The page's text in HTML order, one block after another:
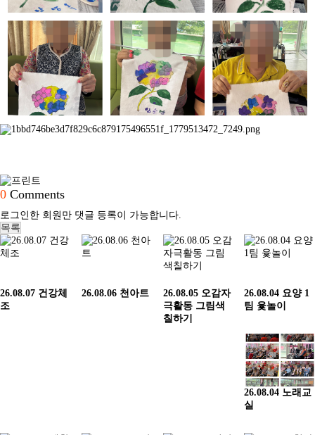
0 Comments
로그인한 회원만 댓글 등록이 가능합니다.
목록
26.08.07 건강체
조
26.08.06 천아트
26.08.05 오감자
극활동 그림색
칠하기
26.08.04 요양 1
팀 윷놀이
26.08.04 노래교
실